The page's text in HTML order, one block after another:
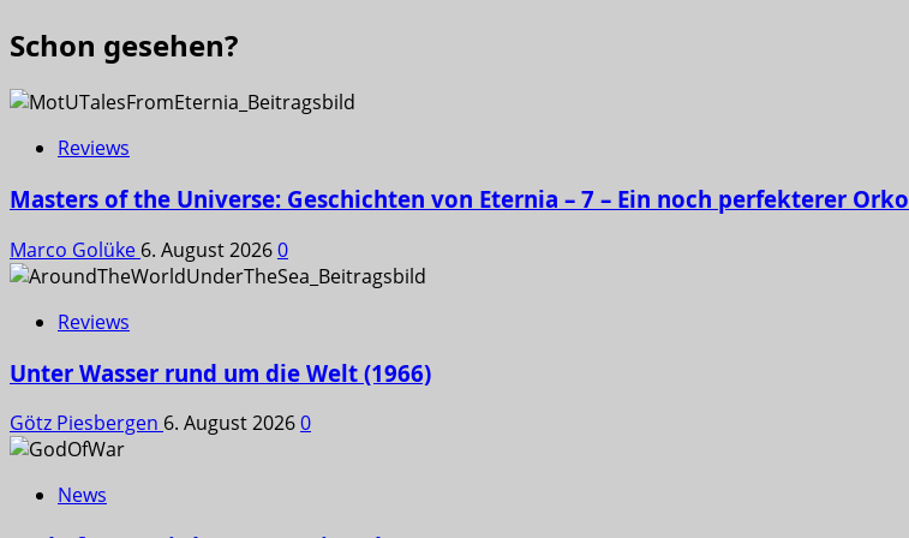
Schon gesehen?
Reviews
Masters of the Universe: Geschichten von Eternia – 7 – Ein noch perfekterer Orko
Marco Golüke 6. August 20260
Reviews
Unter Wasser rund um die Welt (1966)
Götz Piesbergen 6. August 20260
News